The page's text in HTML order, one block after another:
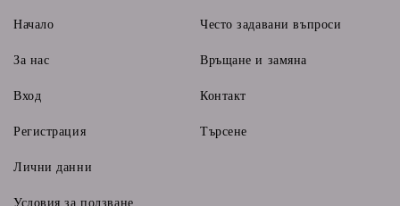
Начало
За нас
Вход
Регистрация
Често задавани въпроси
Връщане и замяна
Контакт
Търсене
Лични данни
Условия за ползване